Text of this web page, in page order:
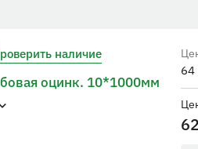
наличие
оцинк. 10*1000мм
64